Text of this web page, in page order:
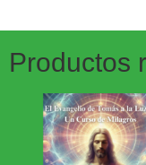
Productos